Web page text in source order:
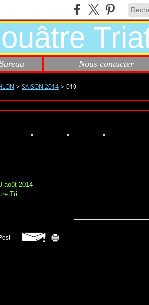
Nous contacter
> SAISON 2014 > 010
août 2014
Tri